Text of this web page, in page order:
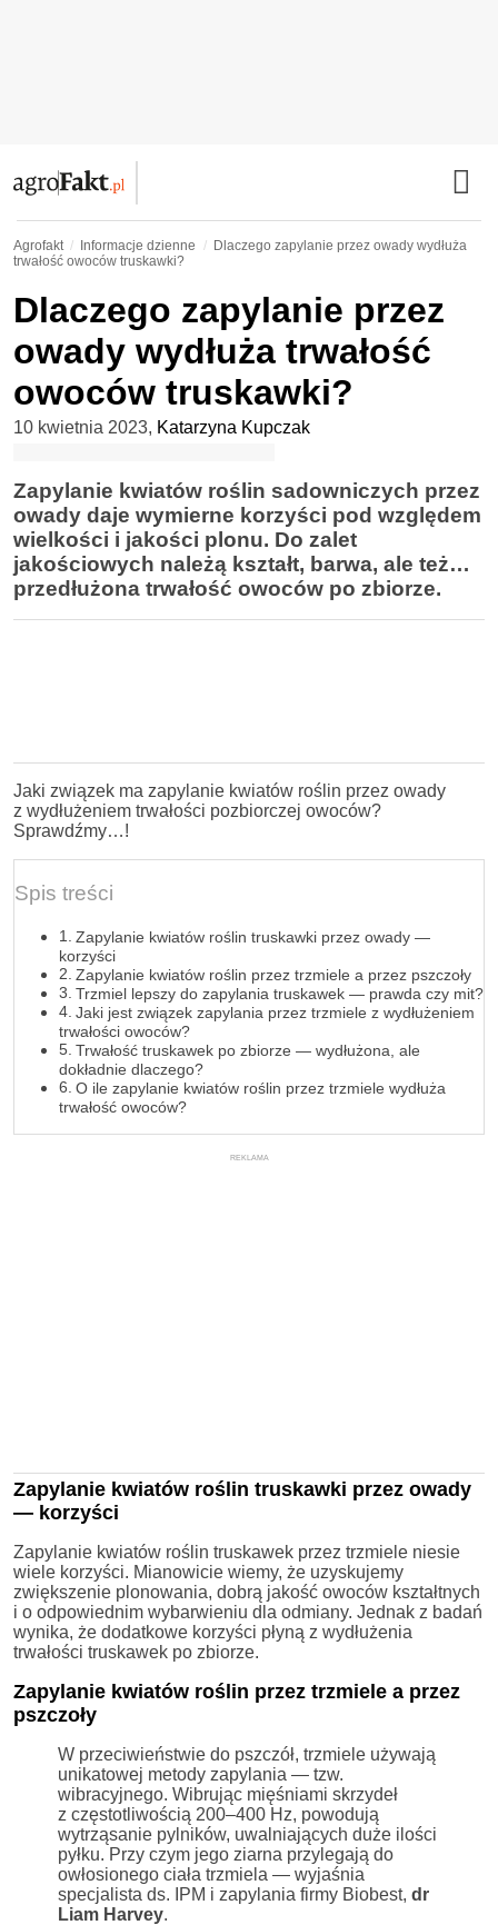
Agrofakt Informacje dzienne
Dlaczego zapylanie przez owady wydłuża
trwałość owoców truskawki?
Dlaczego zapylanie przez
owady wydłuża trwałość
owoców truskawki?
10 kwietnia 2023, Katarzyna Kupczak
Zapylanie kwiatów roślin sadowniczych przez
owady daje wymierne korzyści pod względem
wielkości i jakości plonu. Do zalet
jakościowych należą kształt, barwa, ale też…
przedłużona trwałość owoców po zbiorze.
Jaki związek ma zapylanie kwiatów roślin przez owady
z wydłużeniem trwałości pozbiorczej owoców?
Sprawdźmy…!
Spis treści
Zapylanie kwiatów roślin truskawki przez owady —
korzyści
Zapylanie kwiatów roślin przez trzmiele a przez pszczoły
Trzmiel lepszy do zapylania truskawek — prawda czy mit?
Jaki jest związek zapylania przez trzmiele z wydłużeniem
trwałości owoców?
Trwałość truskawek po zbiorze — wydłużona, ale
dokładnie dlaczego?
O ile zapylanie kwiatów roślin przez trzmiele wydłuża
trwałość owoców?
REKLAMA
Zapylanie kwiatów roślin truskawki przez owady
— korzyści
Zapylanie kwiatów roślin truskawek przez trzmiele niesie
wiele korzyści. Mianowicie wiemy, że uzyskujemy
zwiększenie plonowania, dobrą jakość owoców kształtnych
i o odpowiednim wybarwieniu dla odmiany. Jednak z badań
wynika, że dodatkowe korzyści płyną z wydłużenia
trwałości truskawek po zbiorze.
Zapylanie kwiatów roślin przez trzmiele a przez
pszczoły
W przeciwieństwie do pszczół, trzmiele używają
unikatowej metody zapylania — tzw.
wibracyjnego. Wibrując mięśniami skrzydeł
z częstotliwością 200–400 Hz, powodują
wytrząsanie pylników, uwalniających duże ilości
pyłku. Przy czym jego ziarna przylegają do
owłosionego ciała trzmiela — wyjaśnia
specjalista ds. IPM i zapylania firmy Biobest, dr
Liam Harvey.